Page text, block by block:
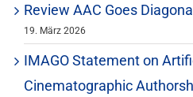
Review AAC Goes
19. März 2026
IMAGO Statement on
Cinematographic